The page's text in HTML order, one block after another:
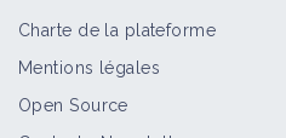
Charte de la plateforme
Mentions légales
Open Source